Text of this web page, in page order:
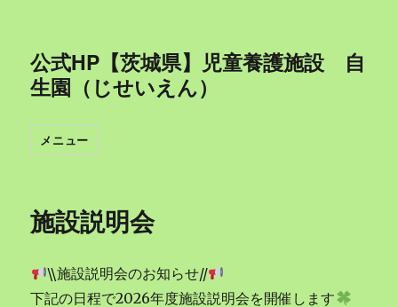
公式HP【茨城県】児童養護施設 自
生園（じせいえん）
メニュー
施設説明会
\\施設説明会のお知らせ//
下記の日程で2026年度施設説明会を開催します